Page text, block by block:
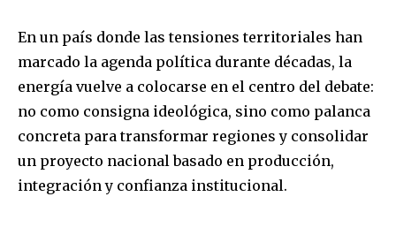
En un país donde las tensiones territoriales han
marcado la agenda política durante décadas, la
energía vuelve a colocarse en el centro del debate:
no como consigna ideológica, sino como palanca
concreta para transformar regiones y consolidar
un proyecto nacional basado en producción,
integración y confianza institucional.